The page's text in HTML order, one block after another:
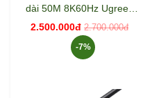
dài 50M 8K60Hz Ugreen
55510 HD183
2.500.000đ 2.700.000đ
-7%